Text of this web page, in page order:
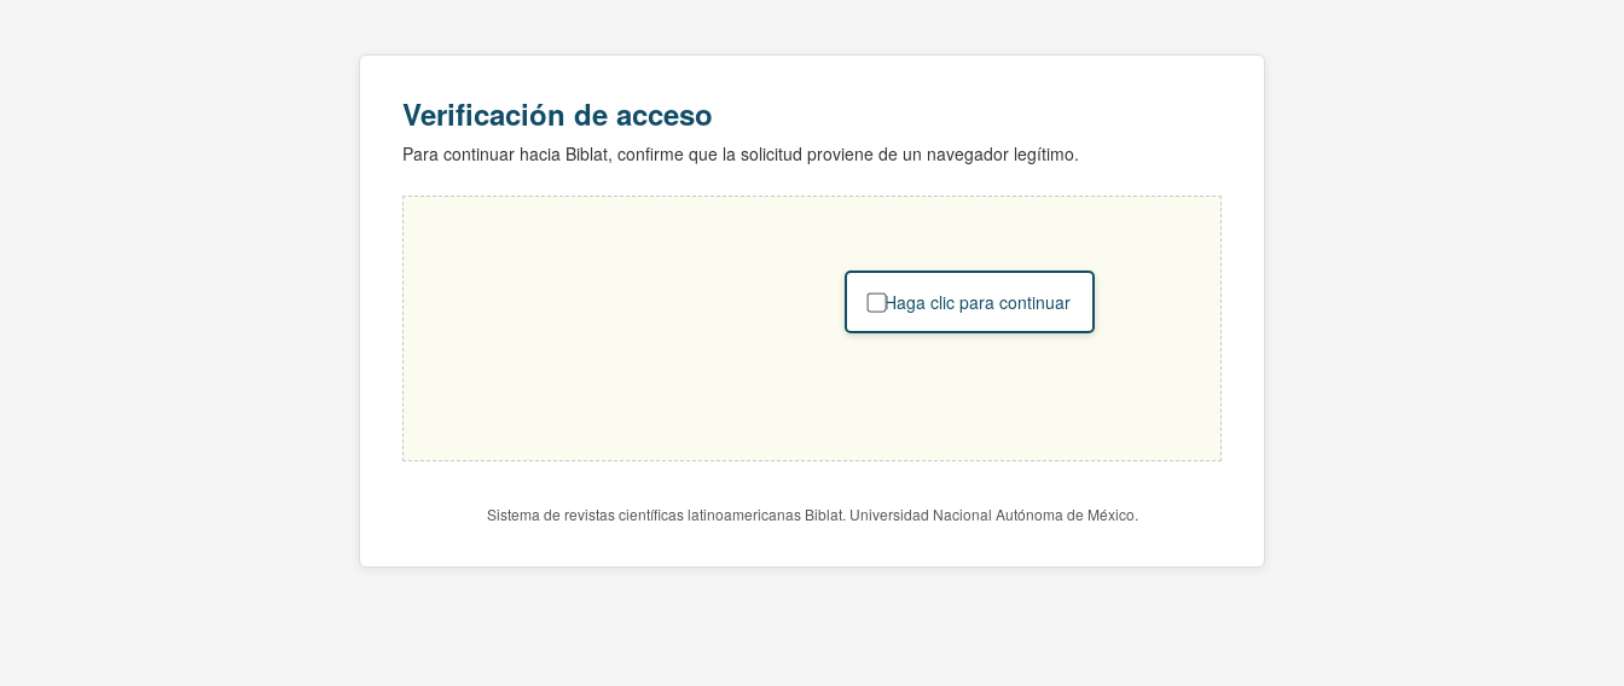
Verificación de acceso
Para continuar hacia Biblat, confirme que la solicitud proviene de un navegador legítimo.
Haga clic para continuar
Sistema de revistas científicas latinoamericanas Biblat. Universidad Nacional Autónoma de México.